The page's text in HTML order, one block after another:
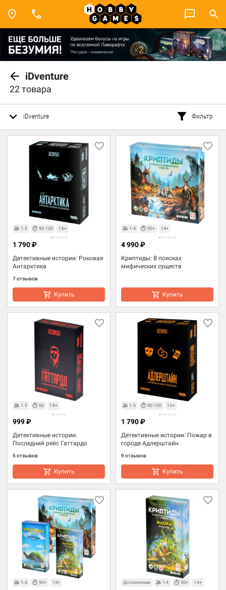
iDventure
22 товара
iDventure Фильтр
1-5 90-120 16+
Детективные истории: Роковая
Антарктика
7 отзывов
1 790 ₽
Купить
1-4 90+ 14+
Криптиды: В поисках
мифических существ
4 990 ₽
Купить
1-5 60 18+
Детективные истории:
Последний рейс Гаттардо
5 отзывов
999 ₽
Купить
1-5 90-120 16+
Детективные истории: Пожар в
городе Адлерштайн
9 отзывов
1 790 ₽
Купить
1-4 90+ 14+ Дополнение 1-4 90+ 14+